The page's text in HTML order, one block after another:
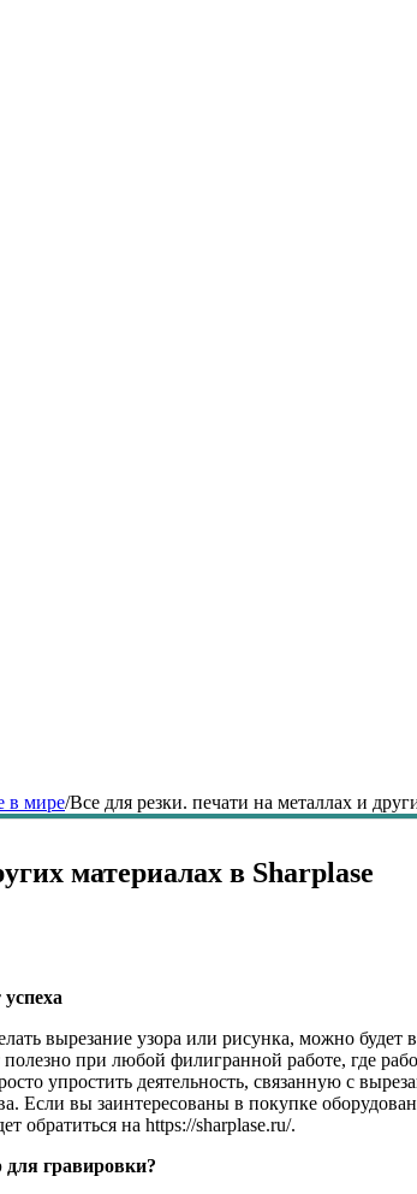
в мире/Все для резки. печати на металлах и
материалах в Sharplase
вырезание узора или рисунка, можно будет
при любой филигранной работе, где
упростить деятельность, связанную с
Если вы заинтересованы в покупке
обратиться на https://sharplase.ru/.
для гравировки?